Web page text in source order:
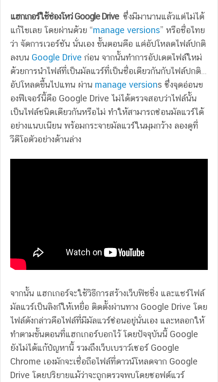
แฮกเกอร์ใช้ช่องโหว่ Google Drive ซึ่งมีมานานแล้วแต่ไม่ได้
แก้ไขเลย โดยผ่านด้วย “manage versions” หรือชื่อไทย
ว่า จัดการเวอร์ชัน นั่นเอง ขั้นตอนคือ แค่อัปโหลดไฟล์ปกติ
ลงบน Google Drive ก่อน จากนั้นทำการอัปเดตไฟล์ใหม่
ด้วยการนำไฟล์ที่เป็นมัลแวร์ที่เป็นชื่อเดียวกันกับไฟล์ปกติ…
อัปโหลดขึ้นไปแทน ผ่าน manage versions ซึ่งจุดอ่อนข
องฟีเจอร์นี้คือ Google Drive ไม่ได้ตรวจสอบว่าไฟล์นั้น
เป็นไฟล์ชนิดเดียวกันหรือไม่ ทำให้สามารถซ่อนมัลแวร์ได้
อย่างแนบเนียน พร้อมกระจายมัลแวร์ในมุมกว้าง ลองดูที่
วีดีโอตัวอย่างด้านล่าง
จากนั้น แฮกเกอร์จะใช้วิธีการสร้างเว็บฟิชชิ่ง และแชร์ไฟล์
มัลแวร์เป็นลิงก์ให้เหยื่อ ติดตั้งผ่านทาง Google Drive โดย
ไฟล์ดังกล่าวคือไฟล์ที่่มีมัลแวร์ซ่อนอยู่นั่นเอง และหลอกให้
ทำตามขั้นตอนที่แฮกเกอร์บอกไว้ โดยปัจจุบันนี้ Google
ยังไม่ได้แก้ปํญหานี้ รวมถึงเว็บเบราว์เซอร์ Google
Chrome เองมักจะเชื่อถือไฟล์ที่ดาวน์โหลดจาก Google
Drive โดยปริยายแม้ว่าจะถูกตรวจพบโดยซอฟต์แวร์